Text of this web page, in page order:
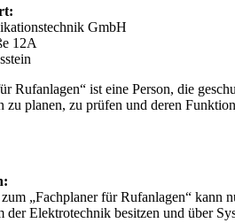
GmbH
12A
Rufanlagen“ ist eine Person, die
zu planen, zu prüfen und deren
„Fachplaner für Rufanlagen“ kann
der Elektrotechnik besitzen und über